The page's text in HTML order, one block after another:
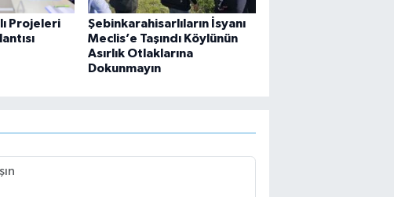
Projeleri
Şebinkarahisarlıların İsyanı
Meclis’e Taşındı Köylünün
Asırlık Otlaklarına
Dokunmayın